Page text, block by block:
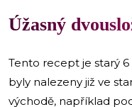
Úžasný
Tento recept je starý
byly nalezeny již ve
východě, například